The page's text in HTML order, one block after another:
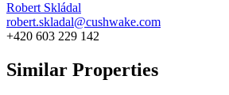
Robert Skládal
robert.skladal@cushwake.com
+420 603 229 142
Similar Properties